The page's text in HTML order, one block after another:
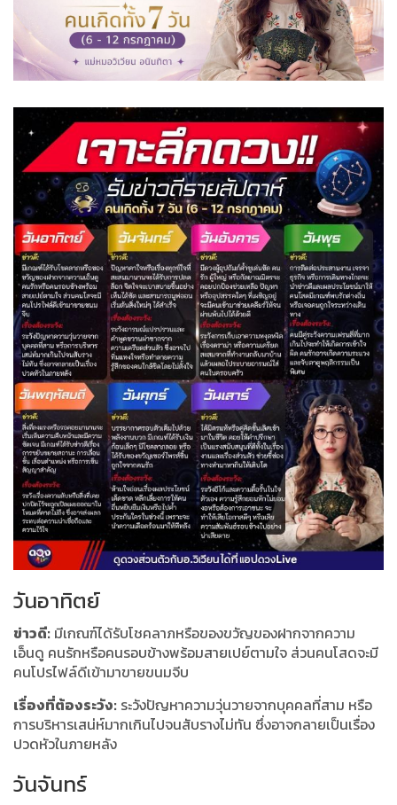
วันอาทิตย์
ข่าวดี: มีเกณฑ์ได้รับโชคลาภหรือของขวัญของฝากจากความ
เอ็นดู คนรักหรือคนรอบข้างพร้อมสายเปย์ตามใจ ส่วนคนโสดจะมี
คนโปรไฟล์ดีเข้ามาขายขนมจีบ
เรื่องที่ต้องระวัง: ระวังปัญหาความวุ่นวายจากบุคคลที่สาม หรือ
การบริหารเสน่ห์มากเกินไปจนสับรางไม่ทัน ซึ่งอาจกลายเป็นเรื่อง
ปวดหัวในภายหลัง
วันจันทร์